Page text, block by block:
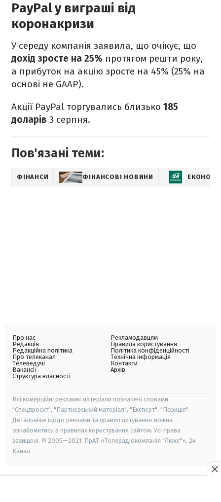
PayPal у виграші від
коронакризи
У середу компанія заявила, що очікує, що
дохід зросте на 25% протягом решти року,
а прибуток на акцію зросте на 45% (25% на
основі не GAAP).
Акції PayPal торгувались близько 185
доларів 3 серпня.
Пов'язані теми:
ФІНАНСИ ФІНАНСОВІ НОВИНИ
Про нас
Редакція
Редакційна політика
Про телеканал
Телеведучі
Вакансії
Структура власності
Рекламодавцям
Правила користування
Політика конфіденційності
Технічна інформація
Контакти
Архів
Всі комерційні рекламні матеріали позначені словами
"Спецпроєкт", "Партнерський матеріал", "Експерт", "Позиція".
Детальніше щодо реклами та правил цитування можна
ознайомитись в правилах користування сайтом. Усі права
захищені. © 2005—2021, ПрАТ «Телерадіокомпанія "Люкс"», 24
Канал.